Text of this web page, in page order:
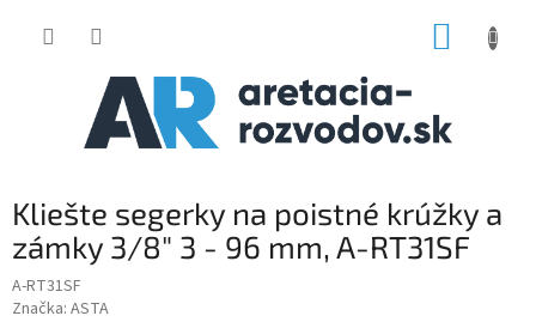
Kliešte segerky na poistné krúžky a
zámky 3/8" 3 - 96 mm, A-RT31SF
A-RT31SF
Značka: ASTA